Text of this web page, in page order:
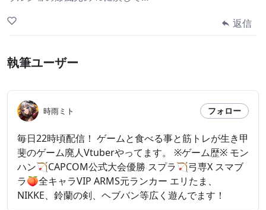
返信
執筆ユーザー
時雨ミト フォロー
毎日22時頃配信！ ゲームと食べる事と筋トレが生き甲
斐のゲーム廃人Vtuberやってます。 ※ゲーム歴※ モン
ハン🏹CAPCOM公式大会優勝 スプラ🏹弓専X スマブ
ラ🍑全キャラVIP ARMS元ランカー エリたま、
NIKKE、鈴蘭の剣、ヘブバン等広く遊んでます！